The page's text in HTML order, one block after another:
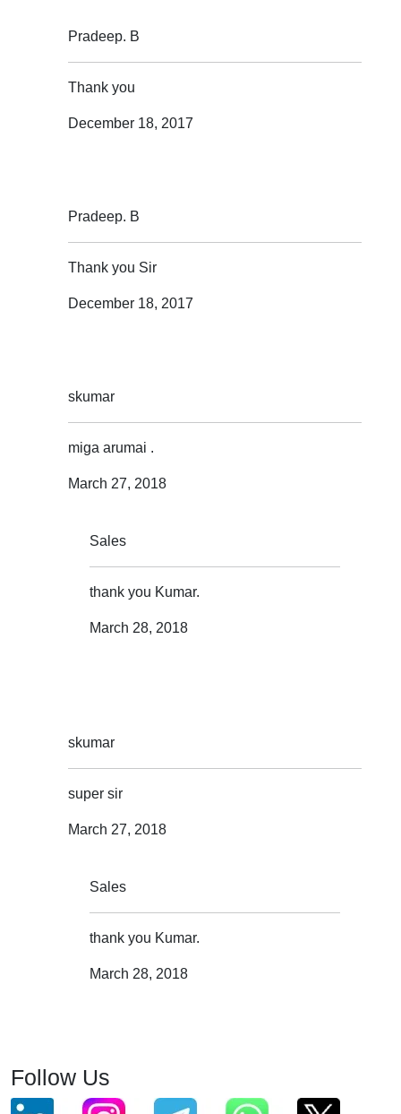
Pradeep. B
Thank you
December 18, 2017
Pradeep. B
Thank you Sir
December 18, 2017
skumar
miga arumai .
March 27, 2018
Sales
thank you Kumar.
March 28, 2018
skumar
super sir
March 27, 2018
Sales
thank you Kumar.
March 28, 2018
Follow Us